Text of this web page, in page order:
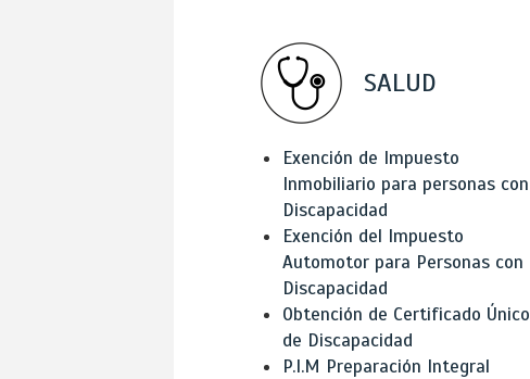
SALUD
Exención de Impuesto
Inmobiliario para personas con
Discapacidad
Exención del Impuesto
Automotor para Personas con
Discapacidad
Obtención de Certificado Único
de Discapacidad
P.I.M Preparación Integral